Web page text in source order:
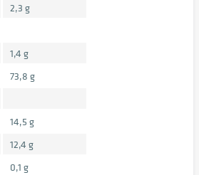
2,3 g
1,4 g
73,8 g
14,5 g
12,4 g
0,1 g